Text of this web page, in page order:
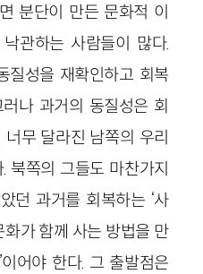
분단이 만든 문화적 이
관하는 사람들이 많다.
질성을 재확인하고 회복
나 과거의 동질성은 회
무 달라진 남쪽의 우리
북쪽의 그들도 마찬가지
던 과거를 회복하는 ‘사
화가 함께 사는 방법을 만
어야 한다. 그 출발점은